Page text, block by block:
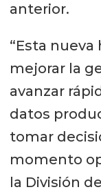
anterior.
“Esta
mejorar la
avanzar
datos
tomar
momento
la División